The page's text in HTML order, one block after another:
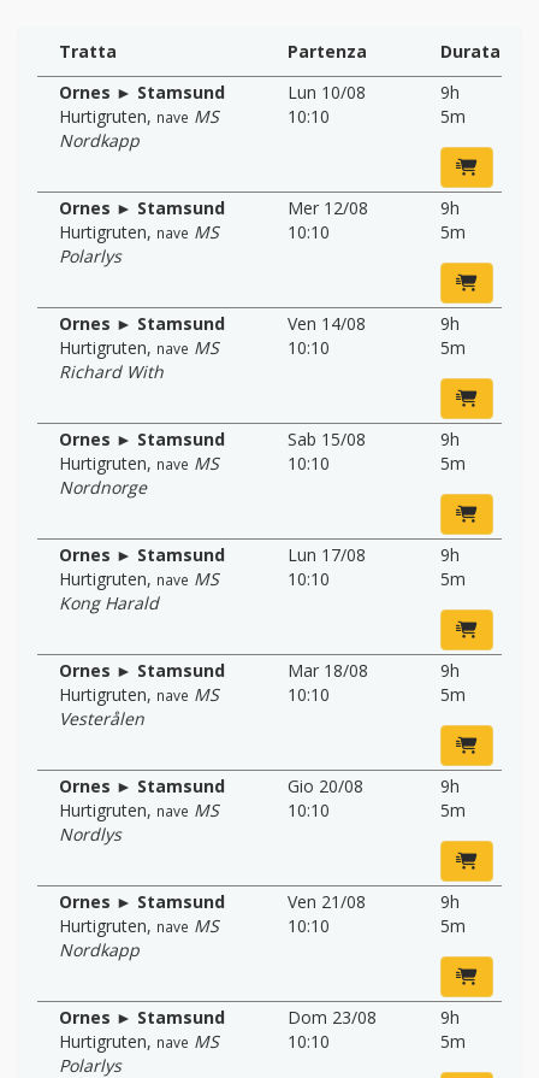
Tratta Partenza
Durata
Ornes ► Stamsund
Hurtigruten, nave MS
Nordkapp
Lun 10/08
10:10
9h
5m
Ornes ► Stamsund
Hurtigruten, nave MS
Polarlys
Mer 12/08
10:10
9h
5m
Ornes ► Stamsund
Hurtigruten, nave MS
Richard With
Ven 14/08
10:10
9h
5m
Ornes ► Stamsund
Hurtigruten, nave MS
Nordnorge
Sab 15/08
10:10
9h
5m
Ornes ► Stamsund
Hurtigruten, nave MS
Kong Harald
Lun 17/08
10:10
9h
5m
Ornes ► Stamsund
Hurtigruten, nave MS
Vesterålen
Mar 18/08
10:10
9h
5m
Ornes ► Stamsund
Hurtigruten, nave MS
Nordlys
Gio 20/08
10:10
9h
5m
Ornes ► Stamsund
Hurtigruten, nave MS
Nordkapp
Ven 21/08
10:10
9h
5m
Ornes ► Stamsund
Hurtigruten, nave MS
Polarlys
Dom 23/08
10:10
9h
5m